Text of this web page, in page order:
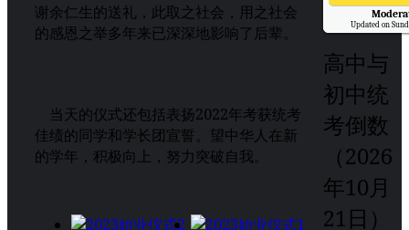
谢余仁生的送礼，此取之社会，用之社会
的感恩之举多年来已深深地影响了后辈。
当天的仪式还包括表扬2022年考获统考
佳绩的同学和学长团宣誓。望中华人在新
的学年，积极向上，努力突破自我。
Updated on
高中与
初中统
考倒数
（2026
年10月
21日）